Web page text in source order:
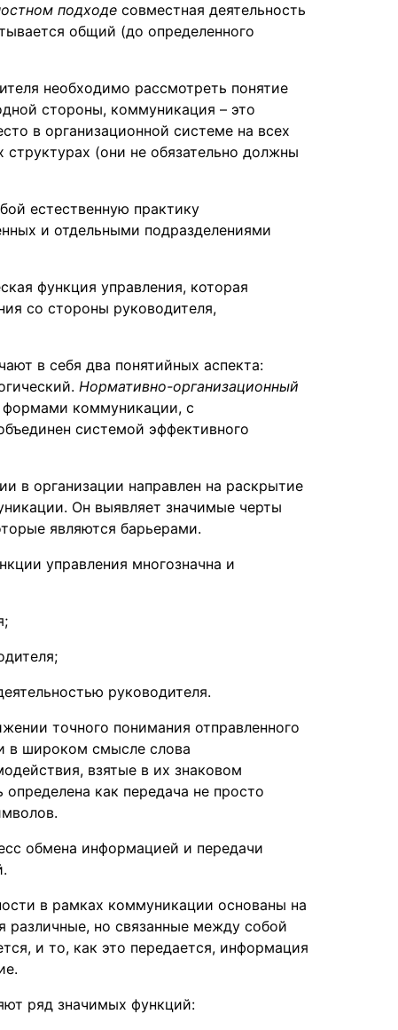
подходе совместная деятельность
общий (до определенного
необходимо рассмотреть понятие
стороны, коммуникация – это
в организационной системе на всех
(они не обязательно должны
естественную практику
и отдельными подразделениями
функция управления, которая
со стороны руководителя,
в себя два понятийных аспекта:
Нормативно-организационный
формами коммуникации, с
системой эффективного
в организации направлен на раскрытие
Он выявляет значимые черты
являются барьерами.
управления многозначна и
руководителя.
точного понимания отправленного
в широком смысле слова
взятые в их знаковом
как передача не просто
обмена информацией и передачи
в рамках коммуникации основаны на
но связанные между собой
и то, как это передается, информация
ряд значимых функций: